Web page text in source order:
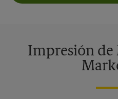
Impresión de